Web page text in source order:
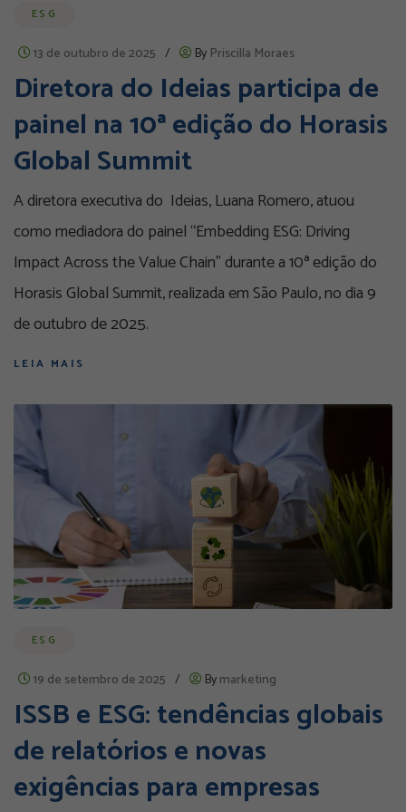
ESG
13 de outubro de 2025 / By Priscilla Moraes
Diretora do Ideias participa de
painel na 10ª edição do Horasis
Global Summit
A diretora executiva do Ideias, Luana Romero, atuou
como mediadora do painel “Embedding ESG: Driving
Impact Across the Value Chain” durante a 10ª edição do
Horasis Global Summit, realizada em São Paulo, no dia 9
de outubro de 2025.
LEIA MAIS
ESG
19 de setembro de 2025 / Bymarketing
ISSB e ESG: tendências globais
de relatórios e novas
exigências para empresas